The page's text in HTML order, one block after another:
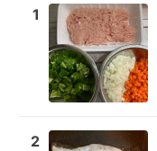
1
2